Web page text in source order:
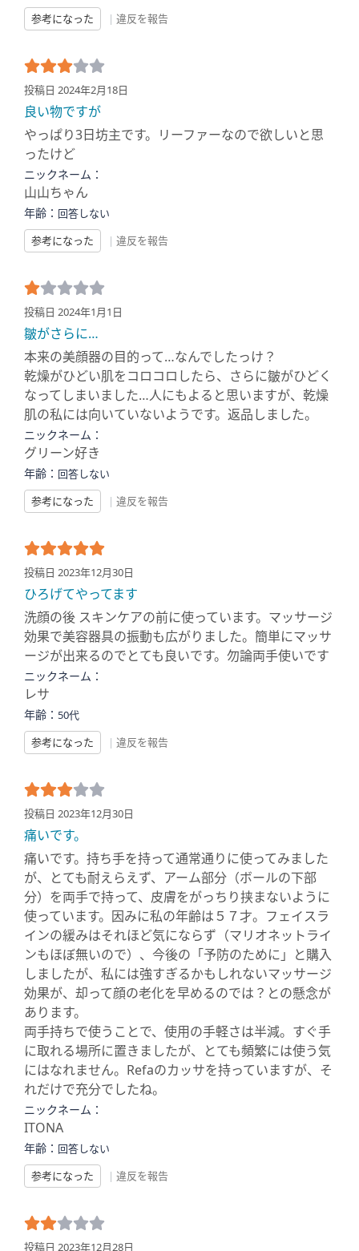
参考になった
| 違反を報告
投稿日 2024年2月18日
良い物ですが
やっぱり3日坊主です。リーファーなので欲しいと思
ったけど
ニックネーム：
山山ちゃん
年齢： 回答しない
参考になった
| 違反を報告
投稿日 2024年1月1日
皺がさらに…
本来の美顔器の目的って…なんでしたっけ？
乾燥がひどい肌をコロコロしたら、さらに皺がひどく
なってしまいました…人にもよると思いますが、乾燥
肌の私には向いていないようです。返品しました。
ニックネーム：
グリーン好き
年齢： 回答しない
参考になった
| 違反を報告
投稿日 2023年12月30日
ひろげてやってます
洗顔の後 スキンケアの前に使っています。マッサージ
効果で美容器具の振動も広がりました。簡単にマッサ
ージが出来るのでとても良いです。勿論両手使いです
ニックネーム：
レサ
年齢： 50代
参考になった
| 違反を報告
投稿日 2023年12月30日
痛いです。
痛いです。持ち手を持って通常通りに使ってみました
が、とても耐えらえず、アーム部分（ボールの下部
分）を両手で持って、皮膚をがっちり挟まないように
使っています。因みに私の年齢は５７才。フェイスラ
インの緩みはそれほど気にならず（マリオネットライ
ンもほぼ無いので）、今後の「予防のために」と購入
しましたが、私には強すぎるかもしれないマッサージ
効果が、却って顔の老化を早めるのでは？との懸念が
あります。
両手持ちで使うことで、使用の手軽さは半減。すぐ手
に取れる場所に置きましたが、とても頻繁には使う気
にはなれません。Refaのカッサを持っていますが、そ
れだけで充分でしたね。
ニックネーム：
ITONA
年齢： 回答しない
参考になった
| 違反を報告
投稿日 2023年12月28日